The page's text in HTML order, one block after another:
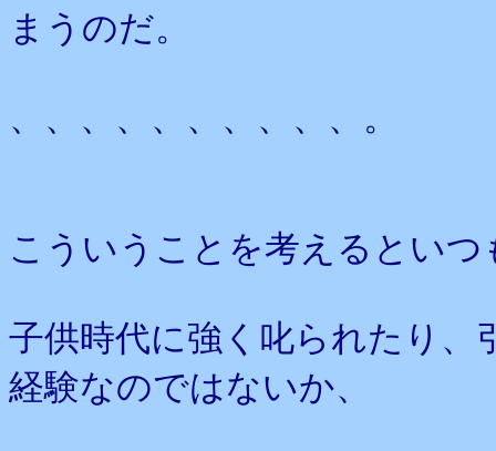
まうのだ。
、、、、、、、、、、。
こういうことを考えるといつ
子供時代に強く叱られたり
経験なのではないか、